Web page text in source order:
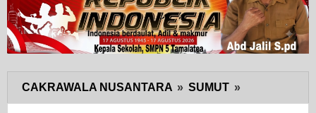
CAKRAWALA NUSANTARA » SUMUT »
Ahli